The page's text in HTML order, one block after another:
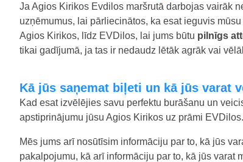
Ja Agios Kirikos Evdilos maršrutā darbojas vairāk
uzņēmumus, lai pārliecinātos, ka esat ieguvis
Agios Kirikos, līdz EVDilos, lai jums būtu pilnīgs
tikai gadījumā, ja tas ir nedaudz lētāk agrāk vai
Kā jūs saņemat biļeti un kā jūs varat
Kad esat izvēlējies savu perfektu burāšanu un
apstiprinājumu jūsu Agios Kirikos uz prāmi
Mēs jums arī nosūtīsim informāciju par to, kā jūs
pakalpojumu, kā arī informāciju par to, kā jūs varat